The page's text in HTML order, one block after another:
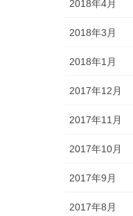
2018年4月
2018年3月
2018年1月
2017年12月
2017年11月
2017年10月
2017年9月
2017年8月